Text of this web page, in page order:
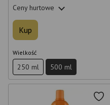
Ceny hurtowe
Kup
Wielkość
250 ml 500 ml